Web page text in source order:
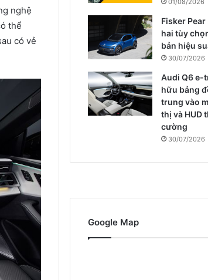
nghệ
thể
có vẻ
01/08/2026
Fisker
hai tùy
bản hiệu
30/07/2026
Audi Q6 e-
hữu bảng
trung vào
thị và HUD
cường
30/07/2026
Google Map